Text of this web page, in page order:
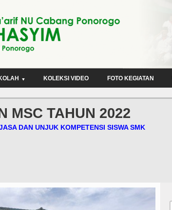
KOLEKSI VIDEO FOTO KEGIATAN
MSC TAHUN 2022
DAN UNJUK KOMPETENSI SISWA SMK